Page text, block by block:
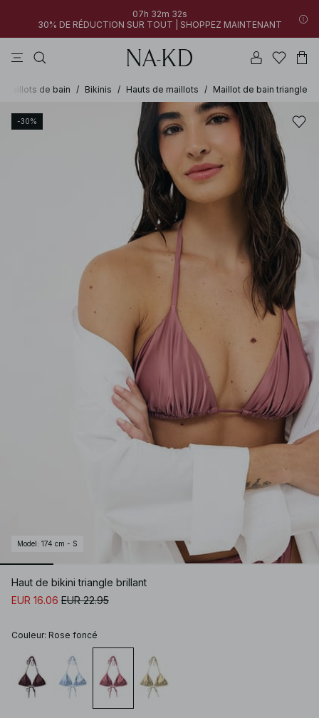
07h 32m 32s
30% DE RÉDUCTION SUR TOUT | SHOPPEZ MAINTENANT
Maillots de bain / Bikinis / Hauts de maillots / Maillot de bain triangle
-30%
Model : 174 cm - S
Haut de bikini triangle brillant
EUR 16.06 EUR 22.95
Couleur: Rose foncé